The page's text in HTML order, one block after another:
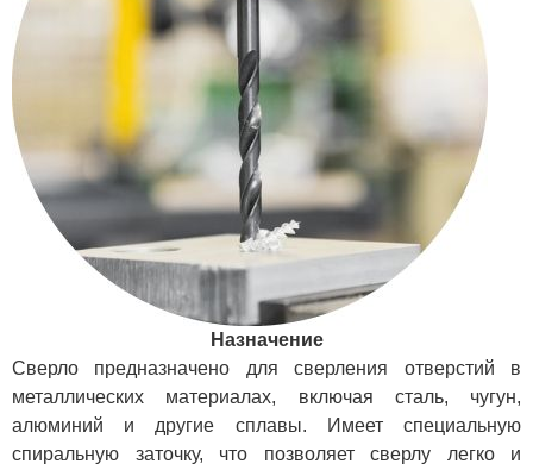
Назначение
Сверло предназначено для сверления отверстий в
металлических материалах, включая сталь, чугун,
алюминий и другие сплавы. Имеет специальную
спиральную заточку, что позволяет сверлу легко и